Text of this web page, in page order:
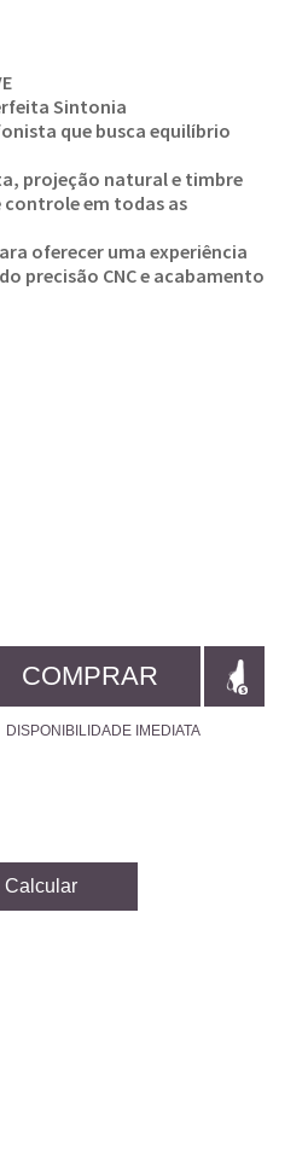
Sintonia
que busca equilíbrio
projeção natural e timbre
em todas as
oferecer uma experiência
precisão CNC e acabamento
COMPRAR
DISPONIBILIDADE IMEDIATA
Calcular